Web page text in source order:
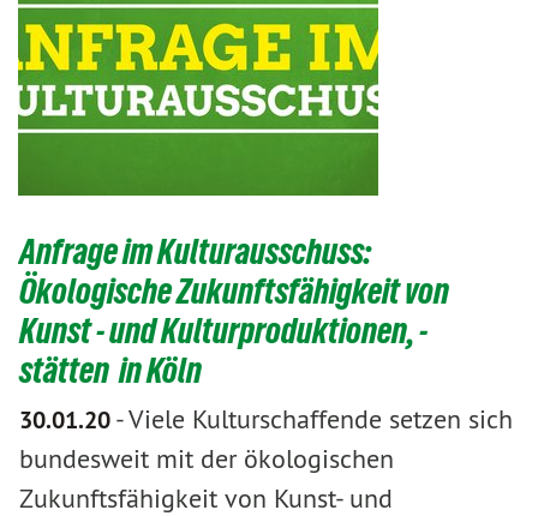
Anfrage im Kulturausschuss:
Ökologische Zukunftsfähigkeit von
Kunst - und Kulturproduktionen, -
stätten in Köln
30.01.20-Viele Kulturschaffende setzen sich
bundesweit mit der ökologischen
Zukunftsfähigkeit von Kunst- und